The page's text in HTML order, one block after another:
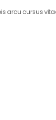
arcu cursus